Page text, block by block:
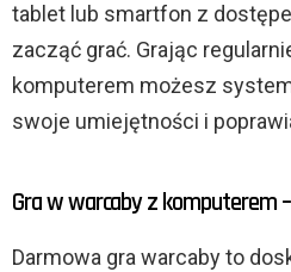
tablet lub smartfon z
zacząć grać. Grając
komputerem możesz
swoje umiejętności i
Gra w warcaby z komputerem
Darmowa gra warcaby to